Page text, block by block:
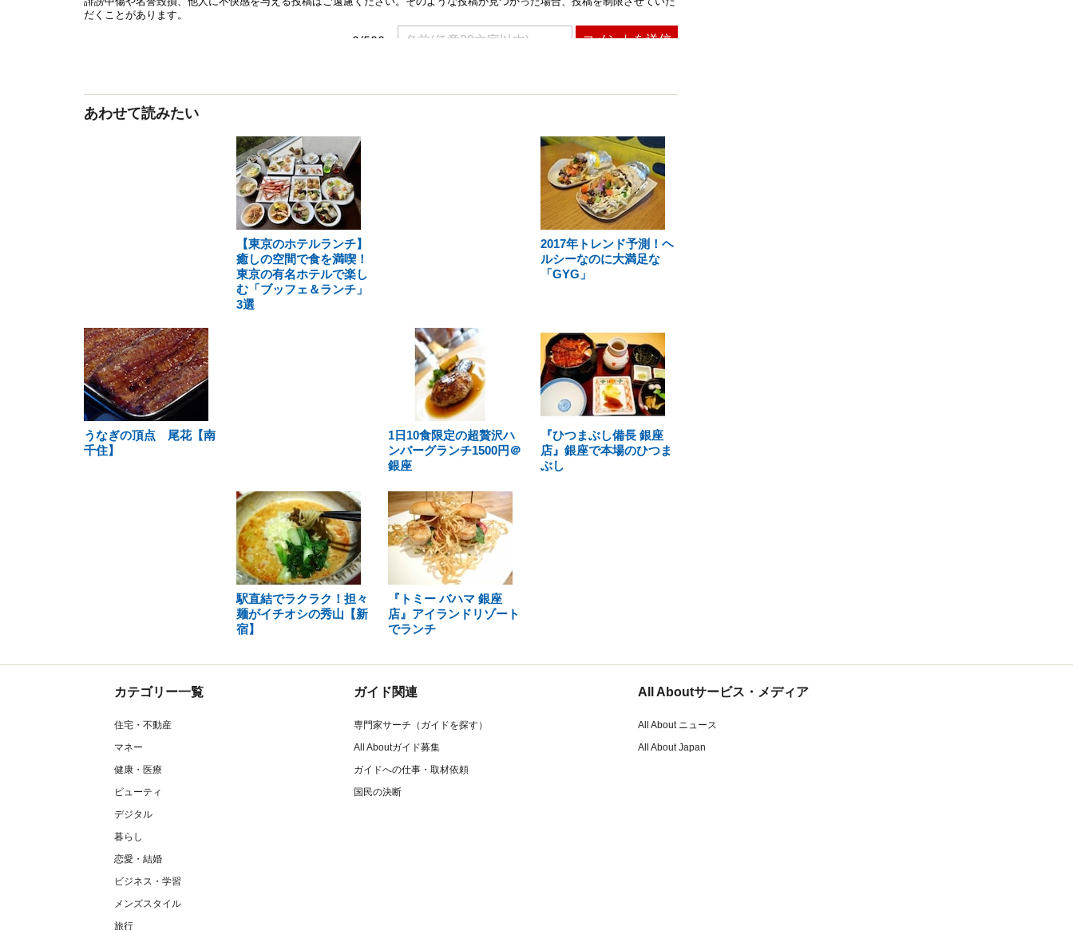
あわせて読みたい
【東京のホテルランチ】
癒しの空間で食を満喫！
東京の有名ホテルで楽し
む「ブッフェ＆ランチ」
3選
2017年トレンド予測！ヘ
ルシーなのに大満足な
「GYG」
うなぎの頂点 尾花【南
千住】
1日10食限定の超贅沢ハ
ンバーグランチ1500円＠
銀座
『ひつまぶし備長 銀座
店』銀座で本場のひつま
ぶし
駅直結でラクラク！担々
麺がイチオシの秀山【新
宿】
『トミー バハマ 銀座
店』アイランドリゾート
でランチ
カテゴリー一覧
住宅・不動産
マネー
健康・医療
ビューティ
デジタル
暮らし
恋愛・結婚
ビジネス・学習
メンズスタイル
旅行
ガイド関連
専門家サーチ（ガイドを探す）
All Aboutガイド募集
ガイドへの仕事・取材依頼
国民の決断
All Aboutサービス・メディア
All About ニュース
All About Japan